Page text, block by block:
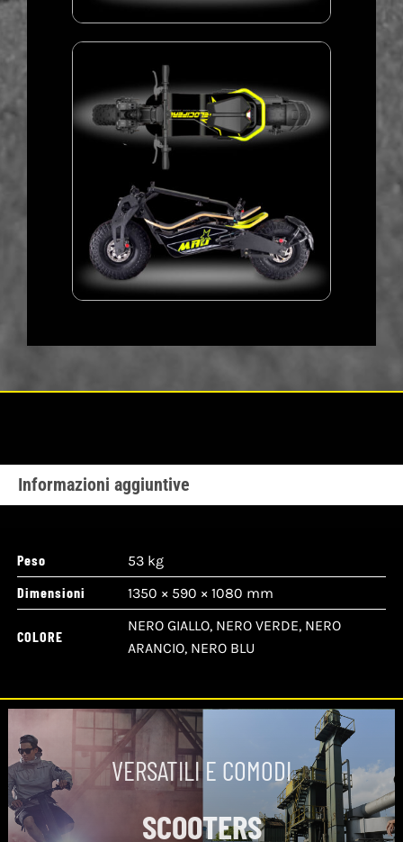
Informazioni aggiuntive
Peso
53 kg
Dimensioni
1350 × 590 × 1080 mm
COLORE
NERO GIALLO, NERO VERDE, NERO
ARANCIO, NERO BLU
VERSATILI E COMODI
SCOOTERS